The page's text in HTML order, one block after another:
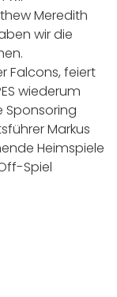
Meredith
wir die
Falcons, feiert
wiederum
Sponsoring
Markus
Heimspiele
Spiel